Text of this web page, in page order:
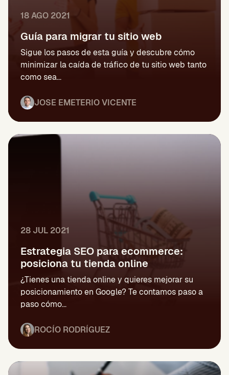
18 AGO 2021
Guía para migrar tu sitio web
Sigue los pasos de esta guía y descubre cómo
minimizar la caída de tráfico de tu sitio web tanto
como sea...
JOSE EMETERIO VICENTE
28 JUL 2021
Estrategia SEO para ecommerce:
posiciona tu tienda online
¿Tienes una tienda online y quieres mejorar su
posicionamiento en Google? Te contamos paso a
paso cómo...
ROCÍO RODRÍGUEZ